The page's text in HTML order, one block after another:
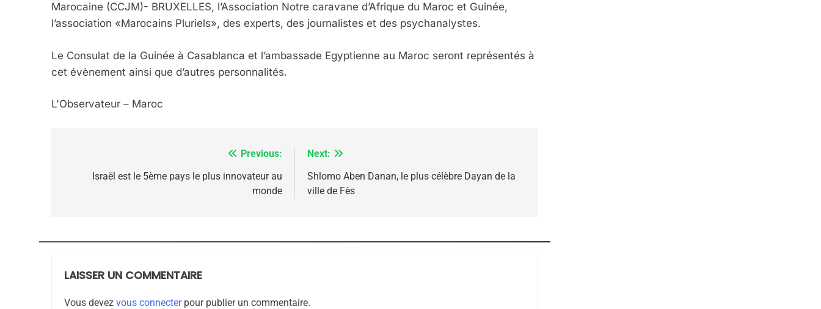
Marocaine (CCJM)- BRUXELLES, l’Association Notre caravane d’Afrique du Maroc et Guinée,
l’association «Marocains Pluriels», des experts, des journalistes et des psychanalystes.
Le Consulat de la Guinée à Casablanca et l’ambassade Egyptienne au Maroc seront représentés à
cet évènement ainsi que d’autres personnalités.
L'Observateur – Maroc
Previous:
Israël est le 5ème pays le plus innovateur au
monde
Next:
Shlomo Aben Danan, le plus célèbre Dayan de la
ville de Fès
LAISSER UN COMMENTAIRE
Vous devez vous connecterpour publier un commentaire.
7
JUDAISME
Maroc : Les Amandes De Tafraout, Le Miel De Tadla Azilal Consacrés Produits Du